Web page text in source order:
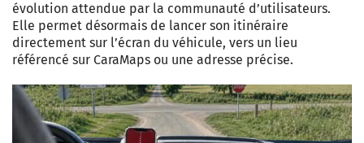
évolution attendue par la communauté d’utilisateurs.
Elle permet désormais de lancer son itinéraire
directement sur l’écran du véhicule, vers un lieu
référencé sur CaraMaps ou une adresse précise.